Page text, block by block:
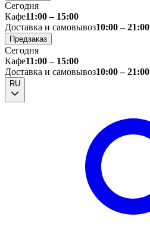
Сегодня
Кафе11:00 – 15:00
Доставка и самовывоз10:00 – 21:00
Предзаказ
Сегодня
Кафе11:00 – 15:00
Доставка и самовывоз10:00 – 21:00
RU